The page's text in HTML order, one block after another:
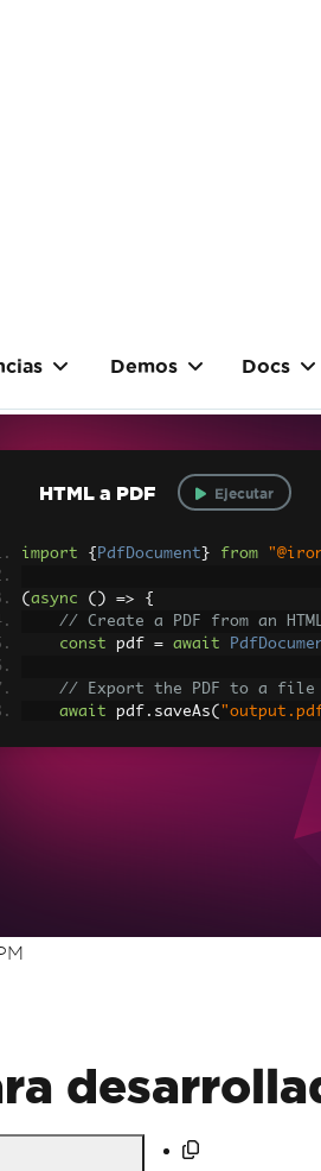
Demos Docs
HTML a PDF Ejecutar
import { PdfDocument } from
( async () =>
{
// Create a PDF from an
const pdf = await
// Export the PDF to a file
await pdf . saveAs(
})();